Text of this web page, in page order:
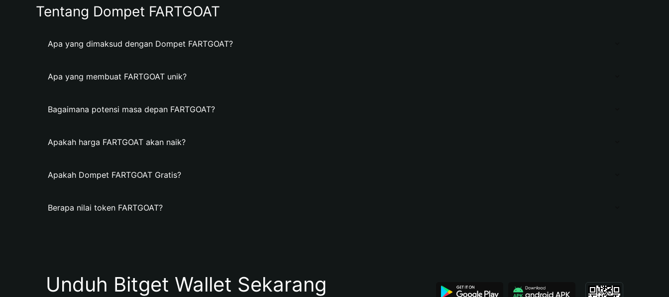
Tentang Dompet FARTGOAT
Apa yang dimaksud dengan Dompet FARTGOAT?
Apa yang membuat FARTGOAT unik?
Bagaimana potensi masa depan FARTGOAT?
Apakah harga FARTGOAT akan naik?
Apakah Dompet FARTGOAT Gratis?
Berapa nilai token FARTGOAT?
Unduh Bitget Wallet Sekarang